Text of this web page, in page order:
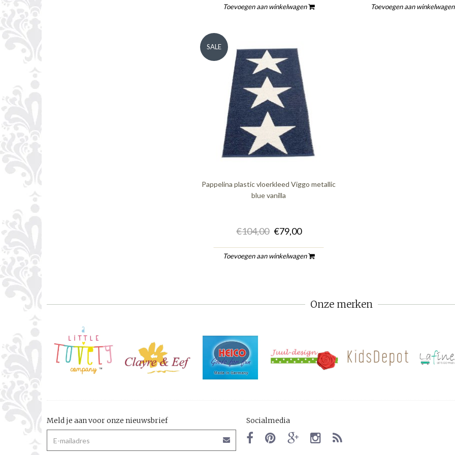
Toevoegen aan winkelwagen Toevoegen aan
SALE
Pappelina plastic vloerkleed Viggo metallic
blue vanilla
€104,00 €79,00
Toevoegen aan winkelwagen
Onze merken
Meld je aan voor onze nieuwsbrief Socialmedia